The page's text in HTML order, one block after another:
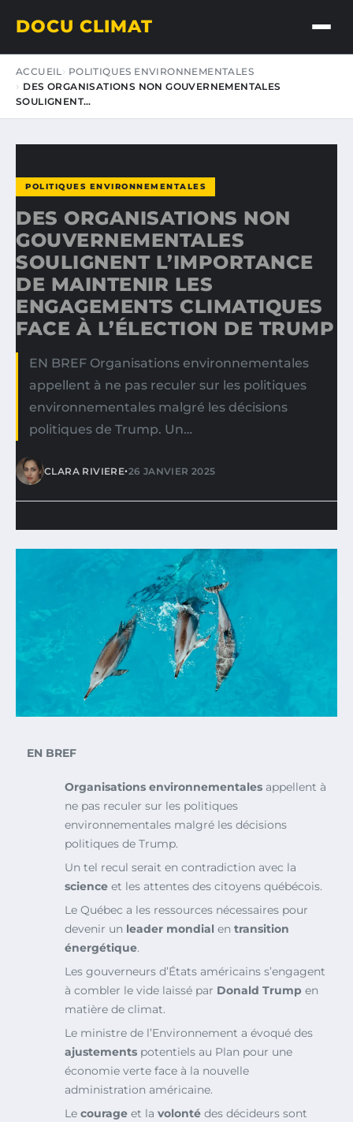
DOCU CLIMAT
ACCUEIL
POLITIQUES ENVIRONNEMENTALES
DES ORGANISATIONS NON GOUVERNEMENTALES
SOULIGNENT…
POLITIQUES ENVIRONNEMENTALES
DES ORGANISATIONS NON
GOUVERNEMENTALES
SOULIGNENT L’IMPORTANCE
DE MAINTENIR LES
ENGAGEMENTS CLIMATIQUES
FACE À L’ÉLECTION DE TRUMP
EN BREF Organisations environnementales
appellent à ne pas reculer sur les politiques
environnementales malgré les décisions
politiques de Trump. Un…
CLARA RIVIERE•26 JANVIER 2025
EN BREF
Organisations environnementales appellent à
ne pas reculer sur les politiques
environnementales malgré les décisions
politiques de Trump.
Un tel recul serait en contradiction avec la
science et les attentes des citoyens québécois.
Le Québec a les ressources nécessaires pour
devenir un leader mondial en transition
énergétique.
Les gouverneurs d’États américains s’engagent
à combler le vide laissé par Donald Trump en
matière de climat.
Le ministre de l’Environnement a évoqué des
ajustements potentiels au Plan pour une
économie verte face à la nouvelle
administration américaine.
Le courage et la volonté des décideurs sont